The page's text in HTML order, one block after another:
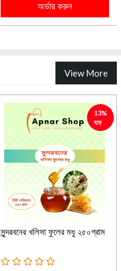
অর্ডার করুন
View More
13%
ছাড়
সুন্দরবনের খলিসা ফুলের মধু ২৫০গ্রাম